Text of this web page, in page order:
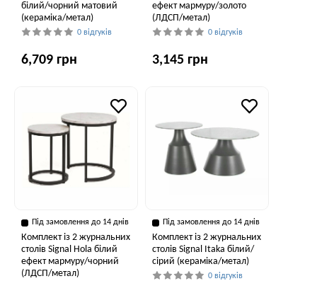
білий/чорний матовий
(кераміка/метал)
0 відгуків
6,709 грн
ефект мармуру/золото
(ЛДСП/метал)
0 відгуків
3,145 грн
Під замовлення до 14 днів
Комплект із 2 журнальних
столів Signal Hola білий
ефект мармуру/чорний
(ЛДСП/метал)
Під замовлення до 14 днів
Комплект із 2 журнальних
столів Signal Itaka білий/
сірий (кераміка/метал)
0 відгуків